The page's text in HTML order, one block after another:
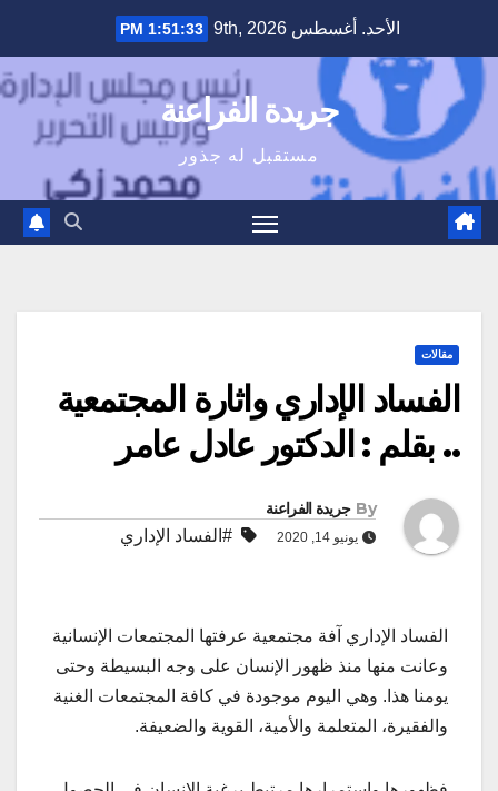
content
الأحد. أغسطس 9th, 2026 1:51:34 PM
جريدة الفراعنة
مستقبل له جذور
مقالات
الفساد الإداري واثارة المجتمعية
.. بقلم : الدكتور عادل عامر
By جريدة الفراعنة
يونيو 14, 2020 #الفساد الإداري
الفساد الإداري آفة مجتمعية عرفتها المجتمعات الإنسانية
وعانت منها منذ ظهور الإنسان على وجه البسيطة وحتى
يومنا هذا. وهي اليوم موجودة في كافة المجتمعات الغنية
والفقيرة، المتعلمة والأمية، القوية والضعيفة.